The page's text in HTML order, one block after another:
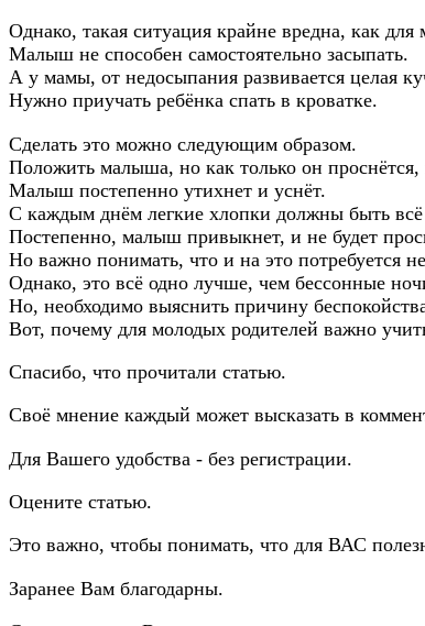
Однако, такая ситуация крайне вредна, как
Малыш не способен самостоятельно засыпать.
А у мамы, от недосыпания развивается целая
Нужно приучать ребёнка спать в кроватке.
Сделать это можно следующим образом.
Положить малыша, но как только он
Малыш постепенно утихнет и уснёт.
С каждым днём легкие хлопки должны быть
Постепенно, малыш привыкнет, и не будет
Но важно понимать, что и на это потребуется
Однако, это всё одно лучше, чем бессонные
Но, необходимо выяснить причину
Вот, почему для молодых родителей важно
Спасибо, что прочитали статью.
Своё мнение каждый может высказать в
Для Вашего удобства - без регистрации.
Оцените статью.
Это важно, чтобы понимать, что для ВАС
Заранее Вам благодарны.